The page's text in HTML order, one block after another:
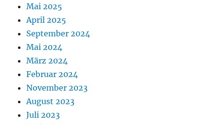
Mai 2025
April 2025
September 2024
Mai 2024
März 2024
Februar 2024
November 2023
August 2023
Juli 2023